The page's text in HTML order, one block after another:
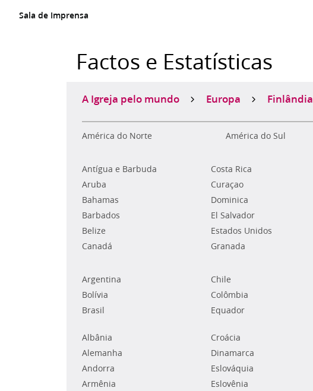
Sala de Imprensa
Factos e Estatísticas
A Igreja pelo mundo Europa Finlândia
América do Norte América do Sul
Antígua e Barbuda
Aruba
Bahamas
Barbados
Belize
Canadá
Costa Rica
Curaçao
Dominica
El Salvador
Estados Unidos
Granada
Argentina
Bolívia
Brasil
Chile
Colômbia
Equador
Albânia
Alemanha
Andorra
Armênia
Croácia
Dinamarca
Eslováquia
Eslovênia